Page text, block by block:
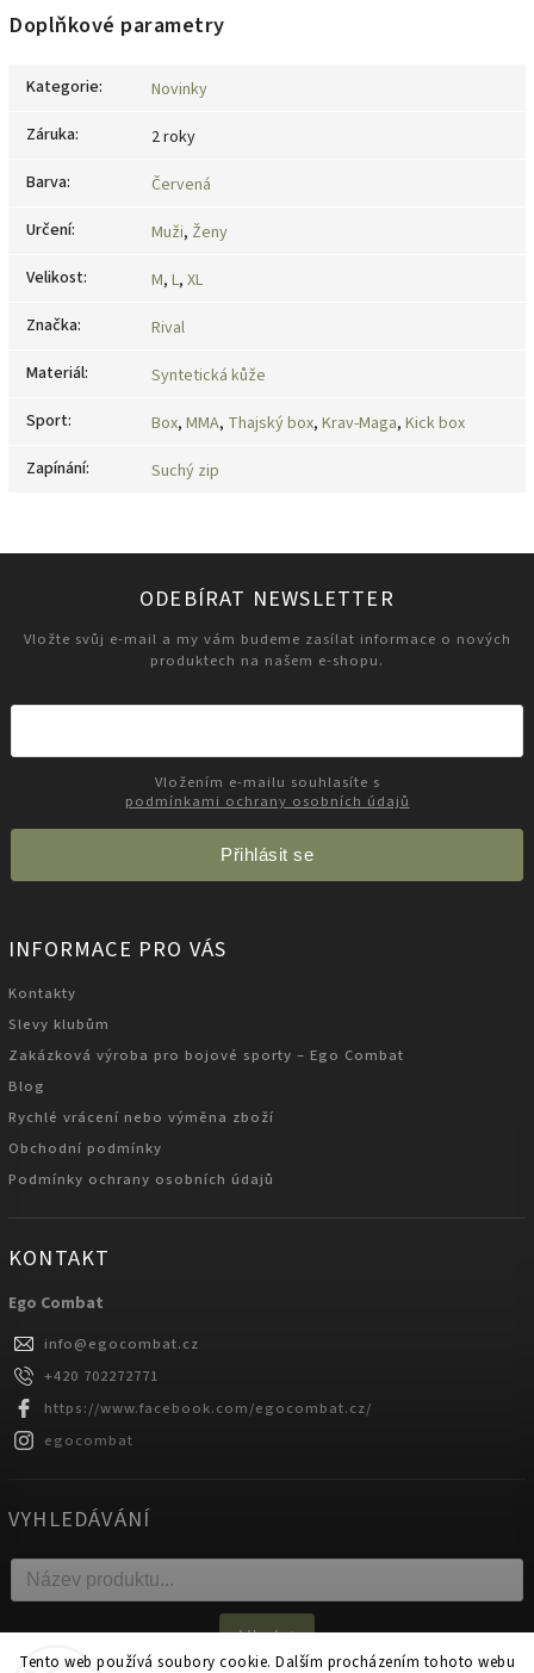
Tento web používá soubory cookie. Dalším procházením tohoto webu
Doplňkové parametry
Kategorie:
Novinky
Záruka:
2 roky
Barva:
Červená
Určení: Muži, Ženy
Velikost: M, L, XL
Značka:
Rival
Materiál:
Syntetická kůže
Sport: Box, MMA, Thajský box, Krav-Maga, Kick box
Zapínání: Suchý zip
ODEBÍRAT NEWSLETTER
Vložte svůj e-mail a my vám budeme zasílat informace o nových
produktech na našem e-shopu.
podmínkami ochrany osobních údajů
Přihlásit se
INFORMACE PRO VÁS
Kontakty
Slevy klubům
Zakázková výroba pro bojové sporty – Ego Combat
Blog
Rychlé vrácení nebo výměna zboží
Obchodní podmínky
Podmínky ochrany osobních údajů
KONTAKT
Ego Combat
info@egocombat.cz
+420 702272771
https://www.facebook.com/egocombat.cz/
egocombat
VYHLEDÁVÁNÍ
Hledat